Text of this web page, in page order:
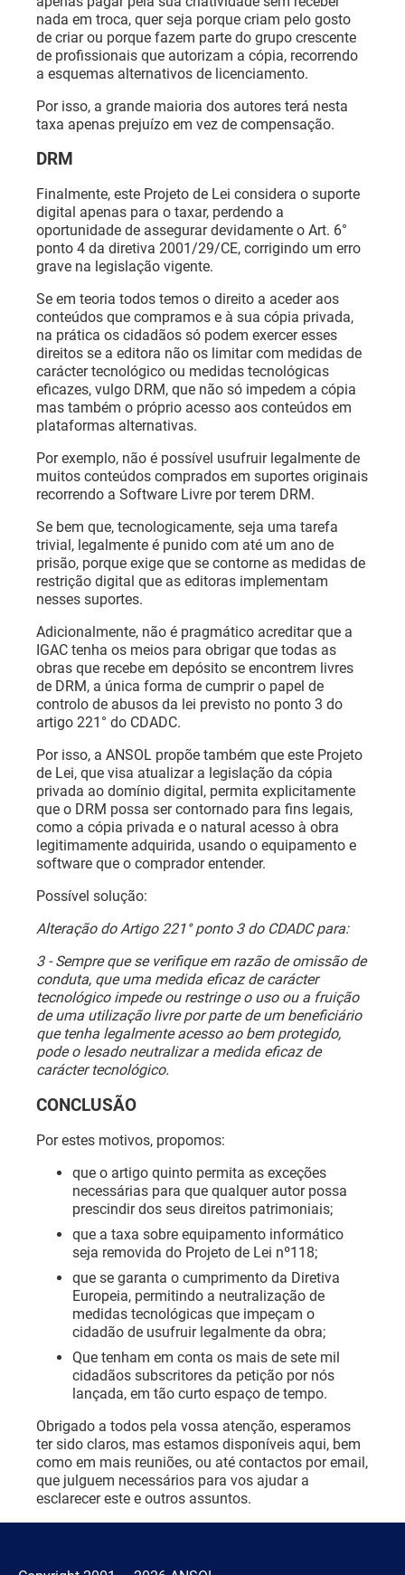
nada em troca, quer seja porque criam pelo gosto
de criar ou porque fazem parte do grupo crescente
de profissionais que autorizam a cópia, recorrendo
a esquemas alternativos de licenciamento.
Por isso, a grande maioria dos autores terá nesta
taxa apenas prejuízo em vez de compensação.
DRM
Finalmente, este Projeto de Lei considera o suporte
digital apenas para o taxar, perdendo a
oportunidade de assegurar devidamente o Art. 6°
ponto 4 da diretiva 2001/29/CE, corrigindo um erro
grave na legislação vigente.
Se em teoria todos temos o direito a aceder aos
conteúdos que compramos e à sua cópia privada,
na prática os cidadãos só podem exercer esses
direitos se a editora não os limitar com medidas de
carácter tecnológico ou medidas tecnológicas
eficazes, vulgo DRM, que não só impedem a cópia
mas também o próprio acesso aos conteúdos em
plataformas alternativas.
Por exemplo, não é possível usufruir legalmente de
muitos conteúdos comprados em suportes originais
recorrendo a Software Livre por terem DRM.
Se bem que, tecnologicamente, seja uma tarefa
trivial, legalmente é punido com até um ano de
prisão, porque exige que se contorne as medidas de
restrição digital que as editoras implementam
nesses suportes.
Adicionalmente, não é pragmático acreditar que a
IGAC tenha os meios para obrigar que todas as
obras que recebe em depósito se encontrem livres
de DRM, a única forma de cumprir o papel de
controlo de abusos da lei previsto no ponto 3 do
artigo 221° do CDADC.
Por isso, a ANSOL propõe também que este Projeto
de Lei, que visa atualizar a legislação da cópia
privada ao domínio digital, permita explicitamente
que o DRM possa ser contornado para fins legais,
como a cópia privada e o natural acesso à obra
legitimamente adquirida, usando o equipamento e
software que o comprador entender.
Possível solução:
Alteração do Artigo 221° ponto 3 do CDADC para:
3 - Sempre que se verifique em razão de omissão de
conduta, que uma medida eficaz de carácter
tecnológico impede ou restringe o uso ou a fruição
de uma utilização livre por parte de um beneficiário
que tenha legalmente acesso ao bem protegido,
pode o lesado neutralizar a medida eficaz de
carácter tecnológico.
CONCLUSÃO
Por estes motivos, propomos:
que o artigo quinto permita as exceções
necessárias para que qualquer autor possa
prescindir dos seus direitos patrimoniais;
que a taxa sobre equipamento informático
seja removida do Projeto de Lei nº118;
que se garanta o cumprimento da Diretiva
Europeia, permitindo a neutralização de
medidas tecnológicas que impeçam o
cidadão de usufruir legalmente da obra;
Que tenham em conta os mais de sete mil
cidadãos subscritores da petição por nós
lançada, em tão curto espaço de tempo.
Obrigado a todos pela vossa atenção, esperamos
ter sido claros, mas estamos disponíveis aqui, bem
como em mais reuniões, ou até contactos por email,
que julguem necessários para vos ajudar a
esclarecer este e outros assuntos.